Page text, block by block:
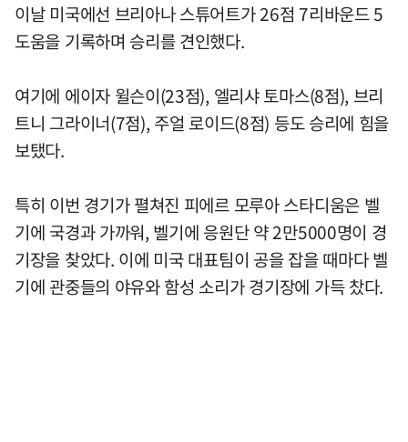
이날 미국에선 브리아나 스튜어트가 26점 7리바운드 5
도움을 기록하며 승리를 견인했다.
여기에 에이자 윌슨이(23점), 엘리샤 토마스(8점), 브리
트니 그라이너(7점), 주얼 로이드(8점) 등도 승리에 힘을
보탰다.
특히 이번 경기가 펼쳐진 피에르 모루아 스타디움은 벨
기에 국경과 가까워, 벨기에 응원단 약 2만5000명이 경
기장을 찾았다. 이에 미국 대표팀이 공을 잡을 때마다 벨
기에 관중들의 야유와 함성 소리가 경기장에 가득 찼다.